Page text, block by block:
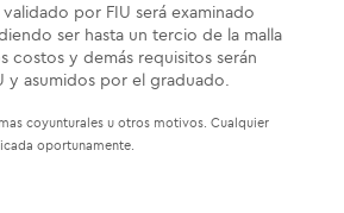
por FIU será examinado
ser hasta un tercio de la malla
costos y demás requisitos serán
y asumidos por el graduado.
coyunturales u otros motivos. Cualquier
oportunamente.